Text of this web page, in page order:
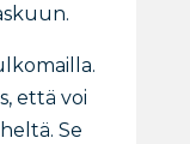
että voi
Se